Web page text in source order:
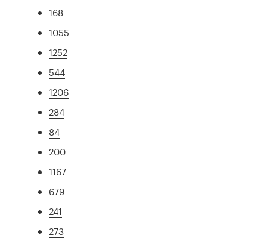
168
1055
1252
544
1206
284
84
200
1167
679
241
273